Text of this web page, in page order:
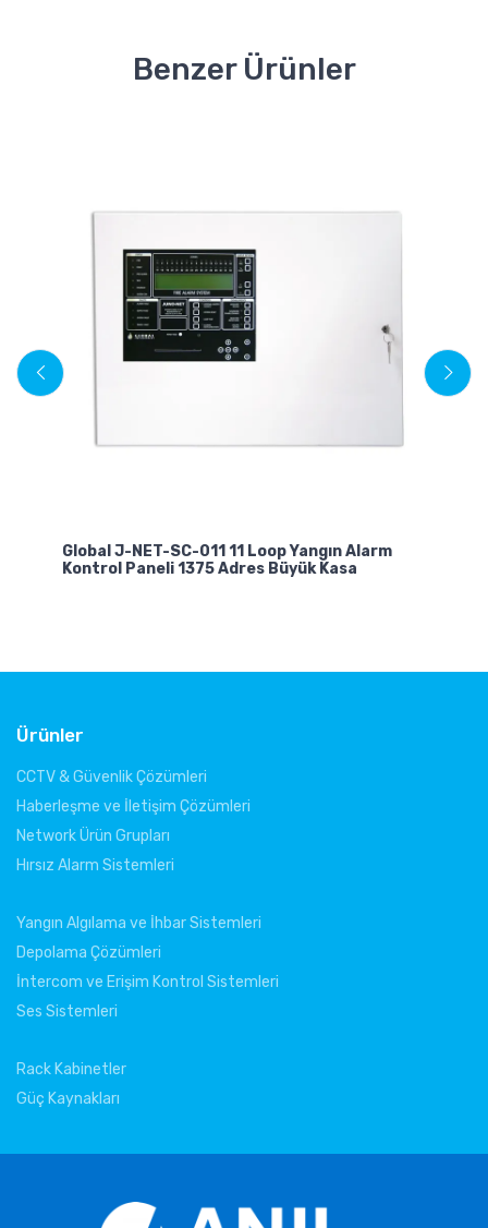
Benzer Ürünler
Global J-NET-SC-011 11 Loop Yangın Alarm
Kontrol Paneli 1375 Adres Büyük Kasa
Ürünler
CCTV & Güvenlik Çözümleri
Haberleşme ve İletişim Çözümleri
Network Ürün Grupları
Hırsız Alarm Sistemleri
Yangın Algılama ve İhbar Sistemleri
Depolama Çözümleri
İntercom ve Erişim Kontrol Sistemleri
Ses Sistemleri
Rack Kabinetler
Güç Kaynakları